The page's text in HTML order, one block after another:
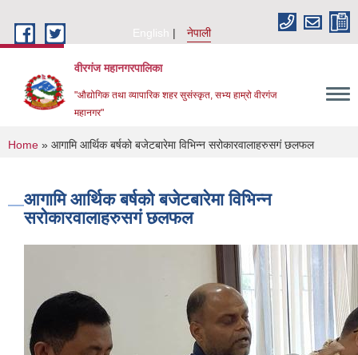
English
नेपाली
वीरगंज महानगरपालिका
"औद्योगिक तथा व्यापारिक शहर सुसंस्कृत, सभ्य हाम्रो वीरगंज
महानगर"
You are here
Home » आगामि आर्थिक बर्षको बजेटबारेमा विभिन्न सरोकारवालाहरुसगं छलफल
आगामि आर्थिक बर्षको बजेटबारेमा विभिन्न
सरोकारवालाहरुसगं छलफल